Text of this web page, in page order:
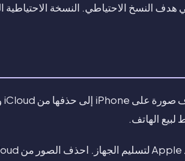
النسخ الاحتياطي. النسخة الاحتياطية
الهاتف.